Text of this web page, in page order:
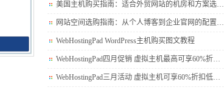
美国主机购买指南：适合外贸网站的机房和方案选…
网站空间选购指南：从个人博客到企业官网的配置…
WebHostingPad WordPress主机购买图文教程
WebHostingPad四月促销 虚拟主机最高可享60%折…
WebHostingPad三月活动 虚拟主机可享60%折扣低…